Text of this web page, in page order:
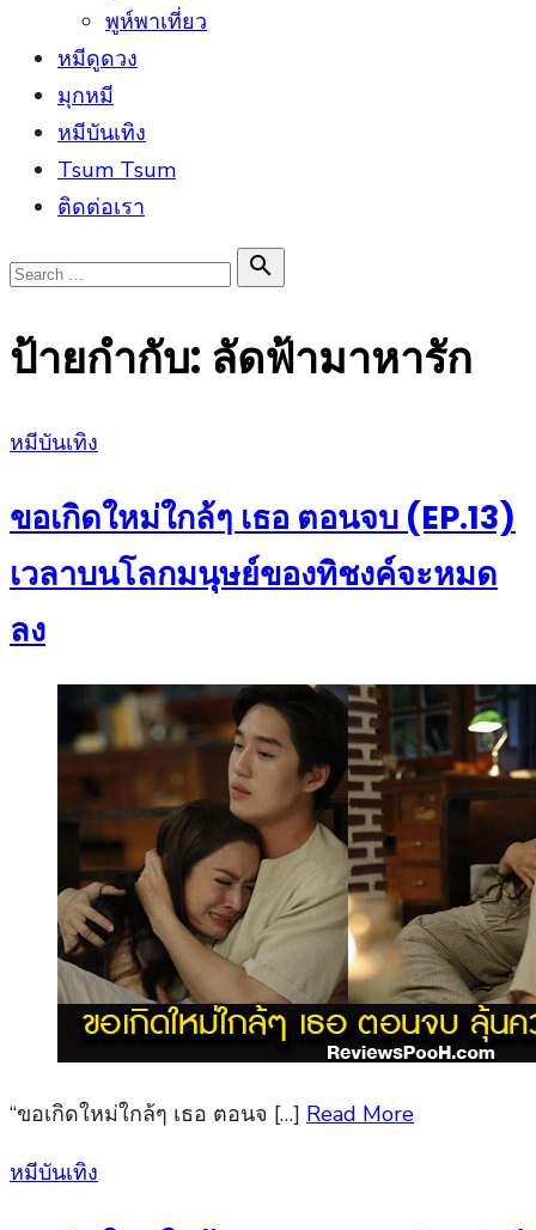
พูห์พาเที่ยว
หมีดูดวง
มุกหมี
หมีบันเทิง
Tsum Tsum
ติดต่อเรา
Search

Search
ป้ายกำกับ: ลัดฟ้ามาหารัก
Posted
หมีบันเทิง
ขอเกิดใหม่ใกล้ๆ เธอ ตอนจบ (EP.13)
เวลาบนโลกมนุษย์ของทิชงค์จะหมด
ลง
“ขอเกิดใหม่ใกล้ๆ เธอ ตอนจ […] Read More
Posted
หมีบันเทิง